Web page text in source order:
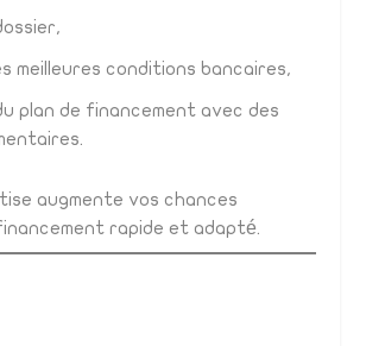
meilleures conditions bancaires,
plan de financement avec des
augmente vos chances
rapide et adapté.